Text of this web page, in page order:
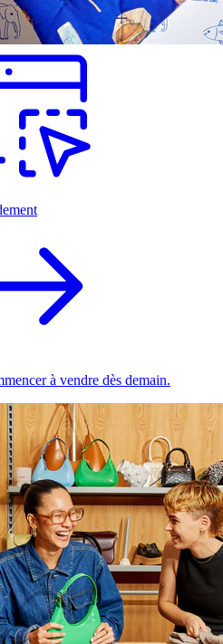
à vendre dès demain.